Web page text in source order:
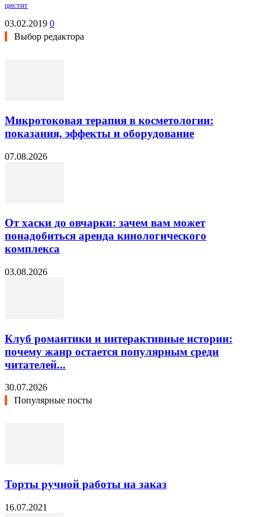
цистит
03.02.2019 0
Выбор редактора
Микротоковая терапия в косметологии:
показания, эффекты и оборудование
07.08.2026
От хаски до овчарки: зачем вам может
понадобиться аренда кинологического
комплекса
03.08.2026
Клуб романтики и интерактивные истории:
почему жанр остается популярным среди
читателей...
30.07.2026
Популярные посты
Торты ручной работы на заказ
16.07.2021